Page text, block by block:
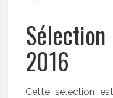
2016
Cette sélection